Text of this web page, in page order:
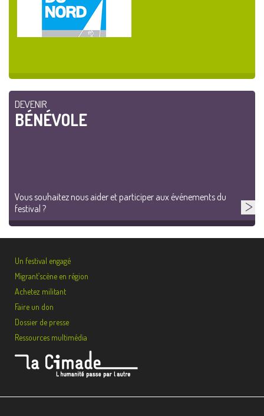
DEVENIR
BÉNÉVOLE
Vous souhaitez nous aider et participer aux événements du
festival ?
Un festival engagé
Migrant’scène en région
Achetez militant
Faire un don
Dossier de presse
Ressources multimédia